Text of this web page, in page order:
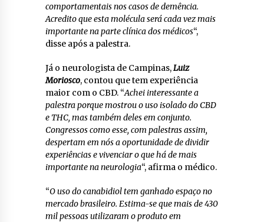
comportamentais nos casos de demência.
Acredito que esta molécula será cada vez mais
importante na parte clínica dos médicos“,
disse após a palestra.
Já o neurologista de Campinas,Luiz
Moriosco, contou que tem experiência
maior com o CBD. “Achei interessante a
palestra porque mostrou o uso isolado do CBD
e THC, mas também deles em conjunto.
Congressos como esse, com palestras assim,
despertam em nós a oportunidade de dividir
experiências e vivenciar o que há de mais
importante na neurologia“, afirma o médico.
“O uso do canabidiol tem ganhado espaço no
mercado brasileiro. Estima-se que mais de 430
mil pessoas utilizaram o produto em